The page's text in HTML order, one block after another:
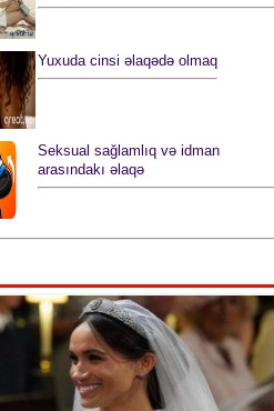
Yuxuda cinsi əlaqədə olmaq
Seksual sağlamlıq və idman
arasındakı əlaqə
Seks yuxularının mənasını siz də
Anal seks pozaları (şəkillərlə) 18+